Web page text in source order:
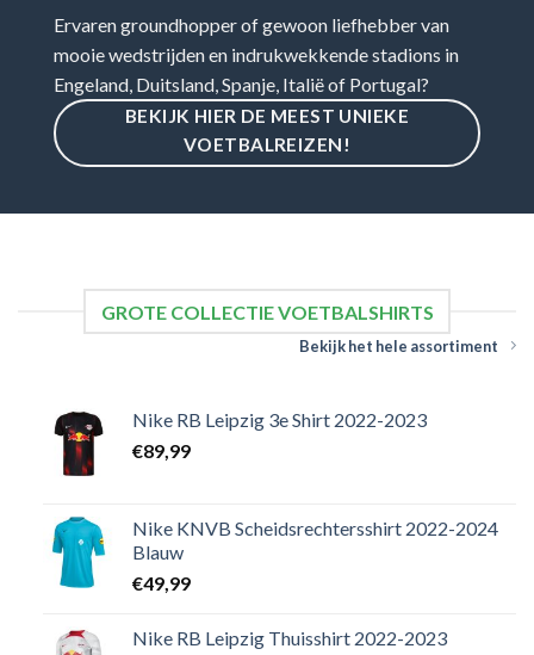
Ervaren groundhopper of gewoon liefhebber van
mooie wedstrijden en indrukwekkende stadions in
Engeland, Duitsland, Spanje, Italië of Portugal?
BEKIJK HIER DE MEEST UNIEKE
VOETBALREIZEN!
GROTE COLLECTIE VOETBALSHIRTS
Bekijk het hele assortiment
Nike RB Leipzig 3e Shirt 2022-2023
€89,99
Nike KNVB Scheidsrechtersshirt 2022-2024
Blauw
€49,99
Nike RB Leipzig Thuisshirt 2022-2023